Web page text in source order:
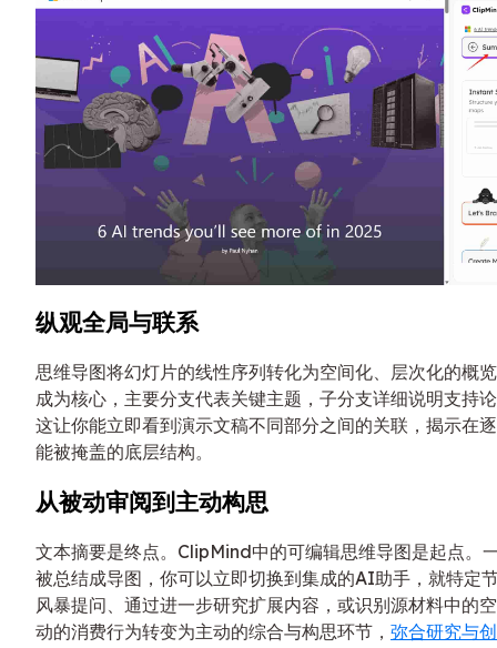
纵观全局与联系
思维导图将幻灯片的线性序列转化为空间化、层次化的概
成为核心，主要分支代表关键主题，子分支详细说明支持
这让你能立即看到演示文稿不同部分之间的关联，揭示在
能被掩盖的底层结构。
从被动审阅到主动构思
文本摘要是终点。ClipMind中的可编辑思维导图是起点。
被总结成导图，你可以立即切换到集成的AI助手，就特定
风暴提问、通过进一步研究扩展内容，或识别源材料中的
动的消费行为转变为主动的综合与构思环节， 弥合研究与